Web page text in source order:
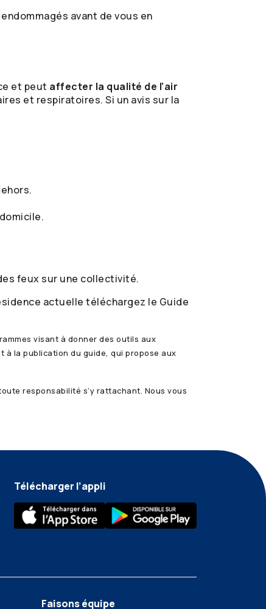
avant de vous en
et peut affecter la qualité de l’air
et respiratoires. Si un avis sur la
feux sur une collectivité.
actuelle téléchargez le Guide
visant à donner des outils aux
la publication du guide, qui propose aux
responsabilité s’y rattachant. Nous vous
Télécharger l’appli
Faisons équipe